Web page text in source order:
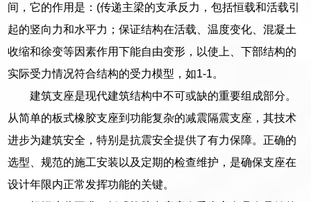
间，它的作用是：(传递主梁的支承反力，包括恒载和活载引
起的竖向力和水平力；保证结构在活载、温度变化、混凝土
收缩和徐变等因素作用下能自由变形，以使上、下部结构的
实际受力情况符合结构的受力模型，如1-1。
建筑支座是现代建筑结构中不可或缺的重要组成部分。
从简单的板式橡胶支座到功能复杂的减震隔震支座，其技术
进步为建筑安全，特别是抗震安全提供了有力保障。正确的
选型、规范的施工安装以及定期的检查维护，是确保支座在
设计年限内正常发挥功能的关键。